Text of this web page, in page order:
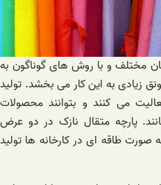
مختلف و با روش های گوناگون به
زیادی به این کار می بخشد. تولید
می کنند و بتوانند محصولات
پارچه متقال نازک در دو عرض
صورت طاقه ای در کارخانه ها تولید